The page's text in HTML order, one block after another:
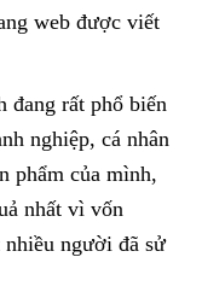
web được viết
đang rất phổ biến
nghiệp, cá nhân
phẩm của mình,
nhất vì vốn
nhiều người đã sử